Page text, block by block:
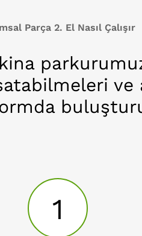
Parça 2. El Nasıl Çalışır
1